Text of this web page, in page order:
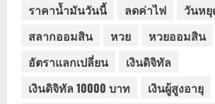
ราคาน้ำมันวันนี้
ลดค่าไฟ
วันห
สลากออมสิน
หวย หวยออมสิน
อัตราแลกเปลี่ยน
เงินดิจิทัล
เงินดิจิทัล 10000 บาท
เงินผู้สูงอายุ